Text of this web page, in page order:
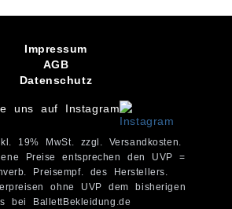
Impressum
AGB
Datenschutz
uns auf Instagram
19% MwSt. zzgl. Versandkosten.
Preise entsprechen den UVP =
Preisempf. des Herstellers.
ohne UVP dem bisherigen
bei BallettBekleidung.de